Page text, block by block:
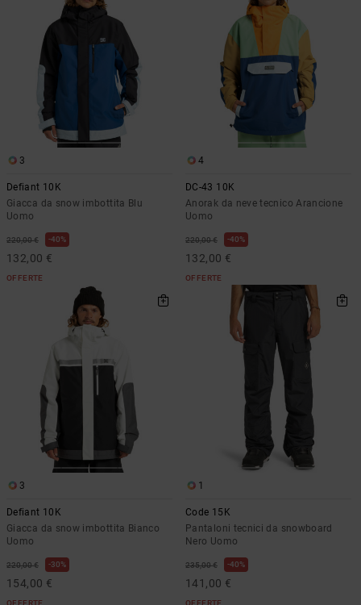
3
Defiant 10K
Giacca da snow imbottita Blu
Uomo
220,00 € 40%
132,00 €
OFFERTE
4
DC-43 10K
Anorak da neve tecnico Arancione
Uomo
220,00 € 40%
132,00 €
OFFERTE
3
Defiant 10K
Giacca da snow imbottita Bianco
Uomo
220,00 € 30%
154,00 €
OFFERTE
1
Code 15K
Pantaloni tecnici da snowboard
Nero Uomo
235,00 € 40%
141,00 €
OFFERTE